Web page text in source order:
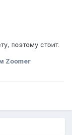
поэтому стоит.
Zoomer